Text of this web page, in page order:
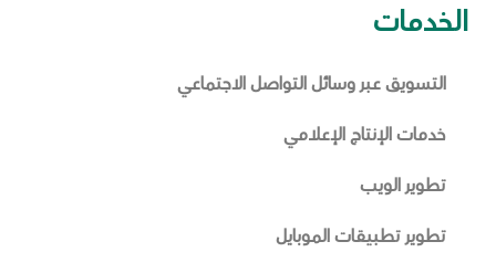
الخدمات
التسويق عبر وسائل التواصل الاجتماعي
خدمات الإنتاج الإعلامي
تطوير الويب
تطوير تطبيقات الموبايل